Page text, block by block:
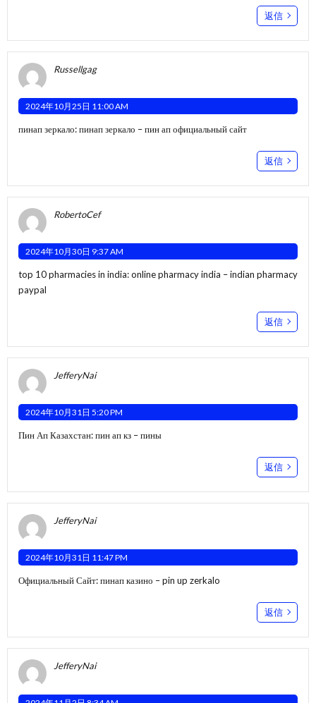
返信
Russellgag
2024年10月25日 11:00 AM
пинап зеркало:пинап зеркало – пин ап официальный сайт
返信
RobertoCef
2024年10月30日 9:37 AM
top 10 pharmacies in india:online pharmacy india – indian pharmacy
paypal
返信
JefferyNai
2024年10月31日 5:20 PM
Пин Ап Казахстан:пин ап кз – пины
返信
JefferyNai
2024年10月31日 11:47 PM
Официальный Сайт:пинап казино – pin up zerkalo
返信
JefferyNai